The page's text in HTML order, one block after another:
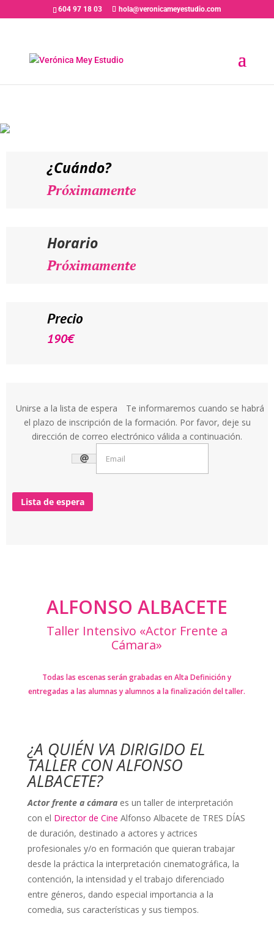
604 97 18 03 hola@veronicameyestudio.com
PRÓXIMAMENTE // ALFONSO
ALBACETE – Taller Intensivo
¿Cuándo?
Próximamente
Horario
Próximamente
Precio
190€
Unirse a la lista de espera
Te informaremos cuando se habrá
el plazo de inscripción de la formación. Por favor, deje su
dirección de correo electrónico válida a continuación.
Lista de espera
ALFONSO ALBACETE
Taller Intensivo «Actor Frente a
Cámara»
Todas las escenas serán grabadas en Alta Definición y
entregadas a las alumnas y alumnos a la finalización del taller.
¿A QUIÉN VA DIRIGIDO EL
TALLER CON ALFONSO
ALBACETE?
Actor frente a cámaraes un taller de interpretación
con el Director de Cine Alfonso Albacete de TRES DÍAS
de duración, destinado a actores y actrices
profesionales y/o en formación que quieran trabajar
desde la práctica la interpretación cinematográfica, la
contención, la intensidad y el trabajo diferenciado
entre géneros, dando especial importancia a la
comedia, sus características y sus tiempos.